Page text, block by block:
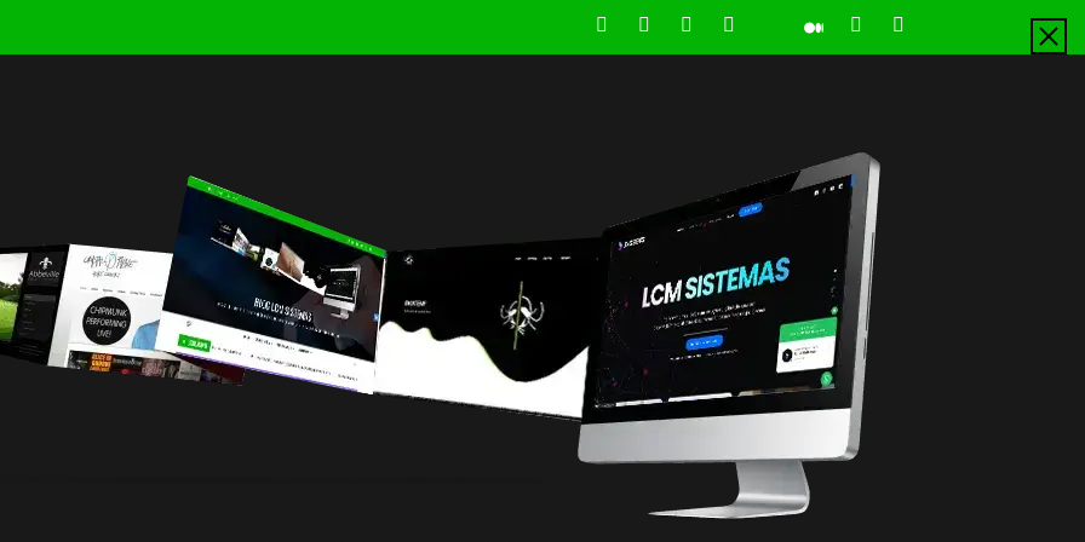
LinkedInInstagramFacebookYoutube PinterestTiktok